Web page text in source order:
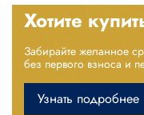
Хотите
Забирайте желанное
без первого взноса и
Узнать подробнее